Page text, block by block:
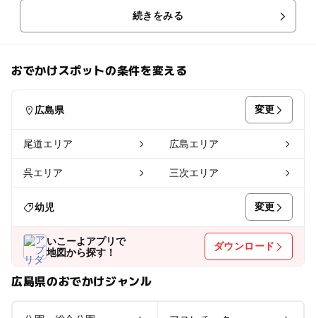
続きをみる
おでかけスポットの条件を変える
広島県 変更
尾道エリア 広島エリア
呉エリア 三次エリア
幼児 変更
いこーよアプリで
地図から探す！
ダウンロード
広島県のおでかけジャンル